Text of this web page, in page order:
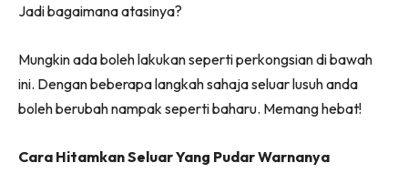
Jadi bagaimana atasinya?
Mungkin ada boleh lakukan seperti perkongsian di bawah
ini. Dengan beberapa langkah sahaja seluar lusuh anda
boleh berubah nampak seperti baharu. Memang hebat!
Cara Hitamkan Seluar Yang Pudar Warnanya